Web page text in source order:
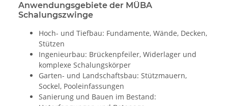
Anwendungsgebiete der MÜBA
Schalungszwinge
Hoch- und Tiefbau: Fundamente, Wände, Decken,
Stützen
Ingenieurbau: Brückenpfeiler, Widerlager und
komplexe Schalungskörper
Garten- und Landschaftsbau: Stützmauern,
Sockel, Pooleinfassungen
Sanierung und Bauen im Bestand: